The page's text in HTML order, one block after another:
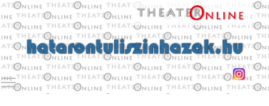
Toggle main menu visibility